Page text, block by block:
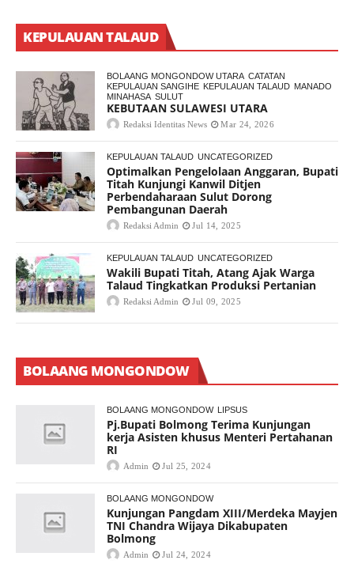
KEPULAUAN TALAUD
BOLAANG MONGONDOW UTARA CATATAN
KEPULAUAN SANGIHE KEPULAUAN TALAUD MANADO
MINAHASA SULUT
KEBUTAAN SULAWESI UTARA
Redaksi Identitas News Mar 24, 2026
KEPULAUAN TALAUD UNCATEGORIZED
Optimalkan Pengelolaan Anggaran, Bupati
Titah Kunjungi Kanwil Ditjen
Perbendaharaan Sulut Dorong
Pembangunan Daerah
Redaksi Admin Jul 14, 2025
KEPULAUAN TALAUD UNCATEGORIZED
Wakili Bupati Titah, Atang Ajak Warga
Talaud Tingkatkan Produksi Pertanian
Redaksi Admin Jul 09, 2025
BOLAANG MONGONDOW
BOLAANG MONGONDOW LIPSUS
Pj.Bupati Bolmong Terima Kunjungan
kerja Asisten khusus Menteri Pertahanan
RI
Admin Jul 25, 2024
BOLAANG MONGONDOW
Kunjungan Pangdam XIII/Merdeka Mayjen
TNI Chandra Wijaya Dikabupaten
Bolmong
Admin Jul 24, 2024